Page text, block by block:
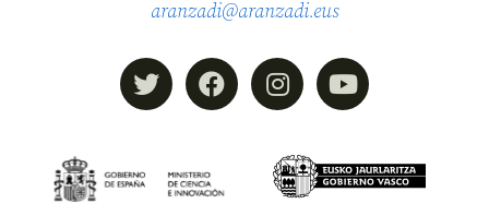
aranzadi@aranzadi.eus